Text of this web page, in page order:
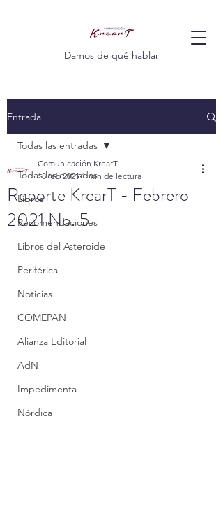
Damos de qué hablar
Entrada
Todas las entradas
Libros
Recomendaciones
Libros del Asteroide
Periférica
Noticias
COMEPAN
Alianza Editorial
AdN
Impedimenta
Nórdica
Todas las entradas
Reporte KrearT - Febrero
2021 No. 5
Comunicación KrearT
18 feb 2021 1 min de lectura